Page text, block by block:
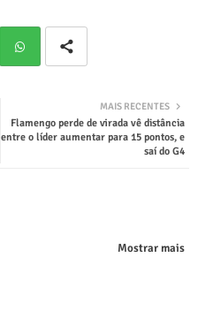
tsap
MAIS RECENTES
Flamengo perde de virada vê distância
entre o líder aumentar para 15 pontos, e
saí do G4
Mostrar mais